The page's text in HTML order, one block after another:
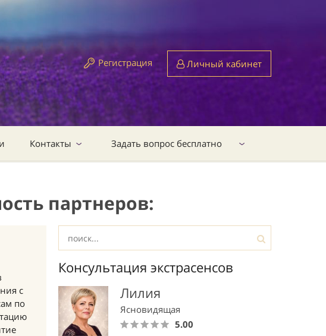
Регистрация Личный кабинет
Контакты Задать вопрос бесплатно
партнеров:
с
по
Консультация экстрасенсов
Лилия
Ясновидящая
5.00